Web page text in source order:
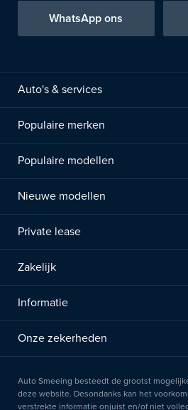
WhatsApp ons
Auto's & services
Populaire merken
Populaire modellen
Nieuwe modellen
Private lease
Zakelijk
Informatie
Onze zekerheden
Auto Smeeing besteedt de grootst
deze website. Desondanks kan het
verstrekte informatie onjuist en/of niet